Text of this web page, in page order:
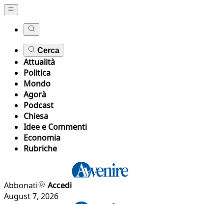
Cerca
Attualità
Politica
Mondo
Agorà
Podcast
Chiesa
Idee e Commenti
Economia
Rubriche
Abbonati
Accedi
August 7, 2026